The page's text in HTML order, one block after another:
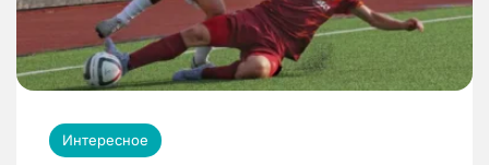
Интересное